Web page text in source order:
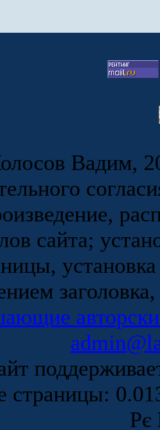
Вадим,
сайта;
страницы:
Рє